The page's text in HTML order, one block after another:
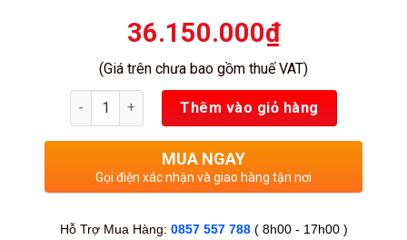
36.150.000₫
(Giá trên chưa bao gồm thuế VAT)
Số lượng Thêm vào giỏ hàng
MUA NGAY
Gọi điện xác nhận và giao hàng tận nơi
Hỗ Trợ Mua Hàng: 0857 557 788 ( 8h00 - 17h00 )